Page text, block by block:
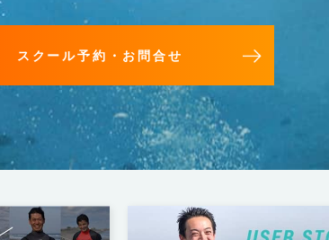
スクール予約・お問合せ